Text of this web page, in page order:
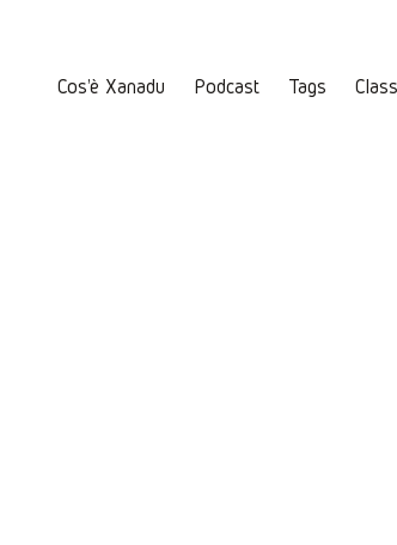
Cos'è Xanadu Podcast Tags